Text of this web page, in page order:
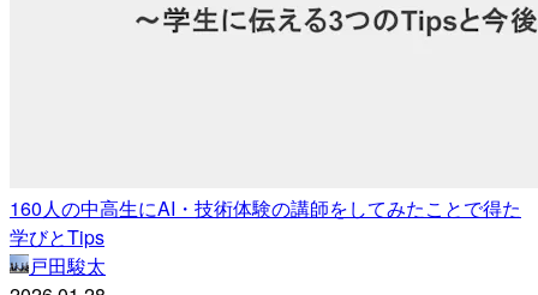
160人の中高生にAI・技術体験の講師をしてみたことで得た
学びとTips
戸田駿太